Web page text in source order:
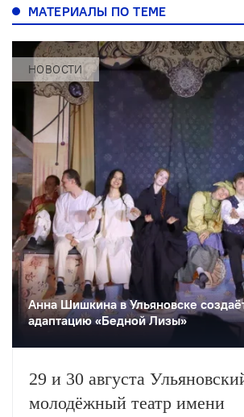
МАТЕРИАЛЫ ПО ТЕМЕ
НОВОСТИ
Анна Шишкина в Ульяновске
адаптацию «Бедной Лизы»
29 и 30 августа
молодёжный театр имени